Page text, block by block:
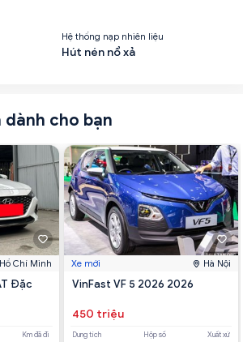
Hệ thống nạp nhiên liệu
Hút nén nổ xả
cho bạn
Hồ Chí Minh
Đặc
Km đã đi
Xe mới Hà Nội
VinFast VF 5 2026 2026
450 triệu
Dung tích Hộp số Xuất xứ